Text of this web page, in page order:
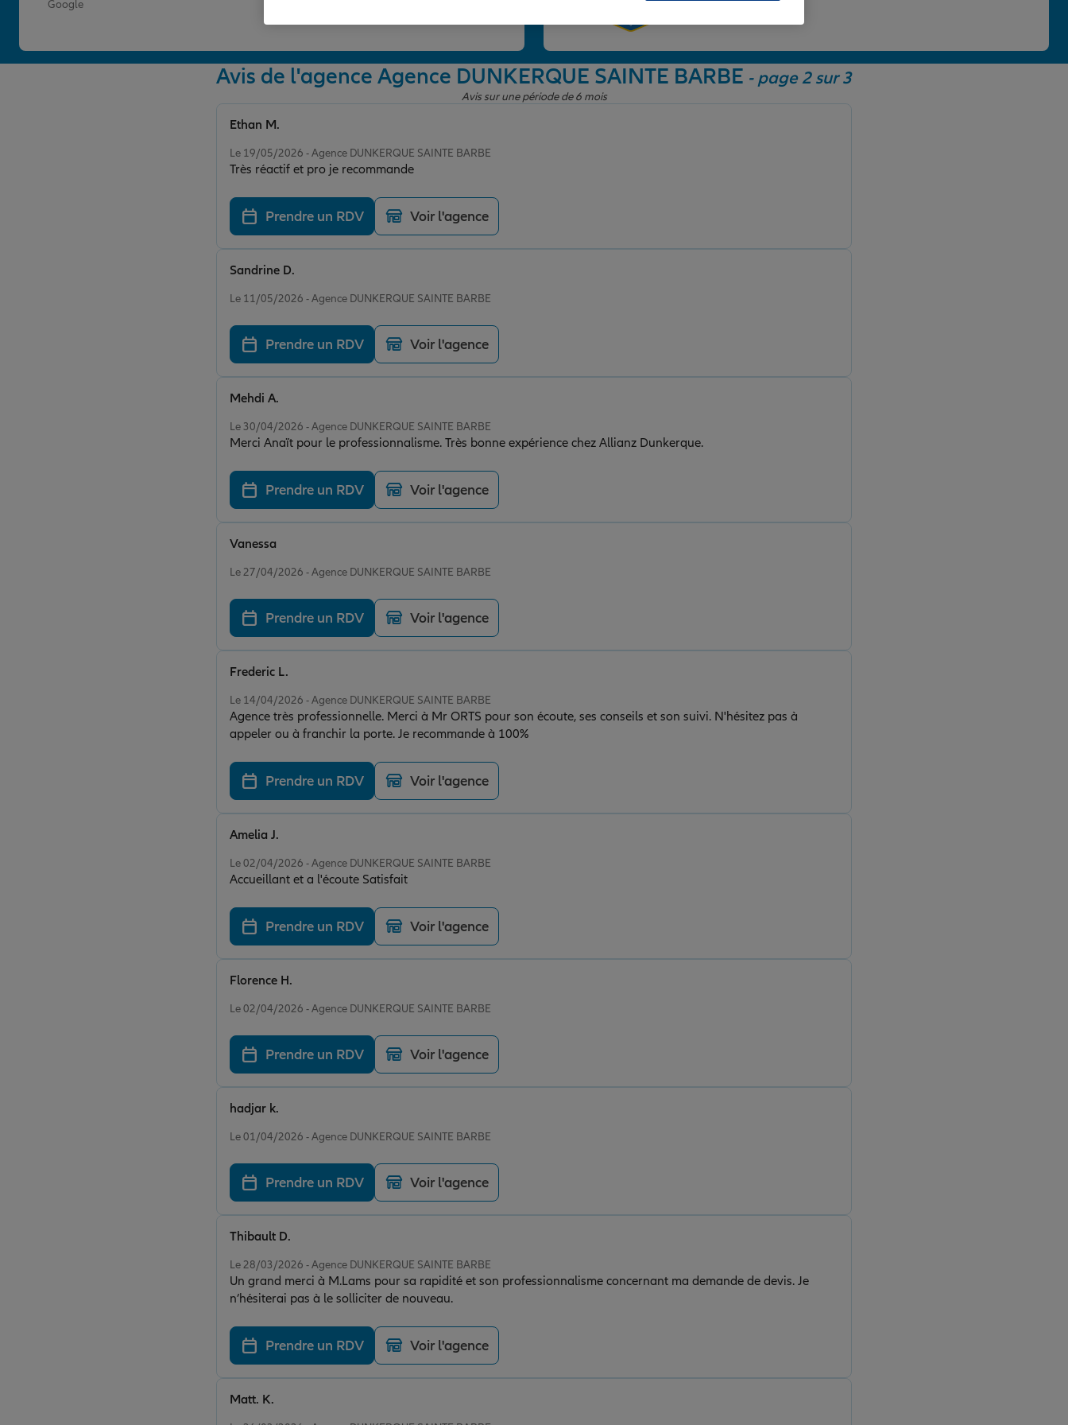
Google
Avis de l'agence Agence DUNKERQUE SAINTE BARBE - page 2 sur 3
Avis sur une période de 6 mois
Le 19/05/2026 - Agence DUNKERQUE SAINTE BARBE
Très réactif et pro je recommande
Ethan M.
Prendre un RDV Voir l'agence
Le 11/05/2026 - Agence DUNKERQUE SAINTE BARBE
Sandrine D.
Prendre un RDV Voir l'agence
Le 30/04/2026 - Agence DUNKERQUE SAINTE BARBE
Merci Anaït pour le professionnalisme. Très bonne expérience chez Allianz Dunkerque.
Mehdi A.
Prendre un RDV Voir l'agence
Le 27/04/2026 - Agence DUNKERQUE SAINTE BARBE
Vanessa
Prendre un RDV Voir l'agence
Le 14/04/2026 - Agence DUNKERQUE SAINTE BARBE
Agence très professionnelle. Merci à Mr ORTS pour son écoute, ses conseils et son suivi. N'hésitez pas à
appeler ou à franchir la porte. Je recommande à 100%
Frederic L.
Prendre un RDV Voir l'agence
Le 02/04/2026 - Agence DUNKERQUE SAINTE BARBE
Accueillant et a l'écoute Satisfait
Amelia J.
Prendre un RDV Voir l'agence
Le 02/04/2026 - Agence DUNKERQUE SAINTE BARBE
Florence H.
Prendre un RDV Voir l'agence
Le 01/04/2026 - Agence DUNKERQUE SAINTE BARBE
hadjar k.
Prendre un RDV Voir l'agence
Le 28/03/2026 - Agence DUNKERQUE SAINTE BARBE
Un grand merci à M.Lams pour sa rapidité et son professionnalisme concernant ma demande de devis. Je
n’hésiterai pas à le solliciter de nouveau.
Thibault D.
Prendre un RDV Voir l'agence
Matt. K.